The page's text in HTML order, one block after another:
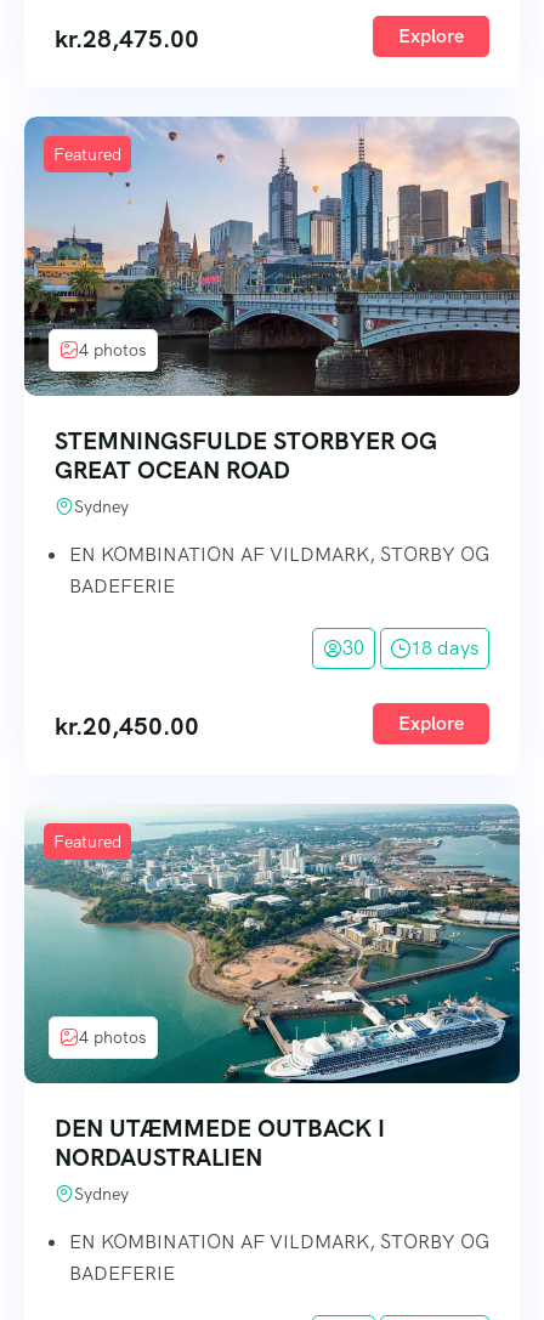
kr.28,475.00 Explore
Featured
4 photos
STEMNINGSFULDE STORBYER OG
GREAT OCEAN ROAD
Sydney
EN KOMBINATION AF VILDMARK, STORBY OG
BADEFERIE
30 18 days
kr.20,450.00 Explore
Featured
4 photos
DEN UTÆMMEDE OUTBACK I
NORDAUSTRALIEN
Sydney
EN KOMBINATION AF VILDMARK, STORBY OG
BADEFERIE